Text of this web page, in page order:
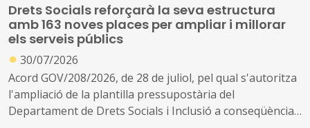
Drets Socials reforçarà la seva estructura
amb 163 noves places per ampliar i millorar
els serveis públics
● 30/07/2026
Acord GOV/208/2026, de 28 de juliol, pel qual s'autoritza
l'ampliació de la plantilla pressupostària del
Departament de Drets Socials i Inclusió a conseqüència